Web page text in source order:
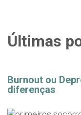
Últimas
Burnout ou
diferenças